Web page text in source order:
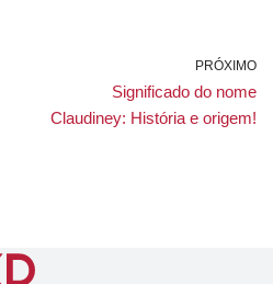
PRÓXIMO
Significado do nome
Claudiney: História e origem!